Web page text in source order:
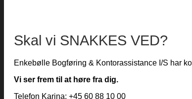
Skal vi SNAKKES VED?
Enkebølle Bogføring & Kontorassistance I/S har
Vi ser frem til at høre fra dig.
Telefon Karina: +45 60 88 10 00